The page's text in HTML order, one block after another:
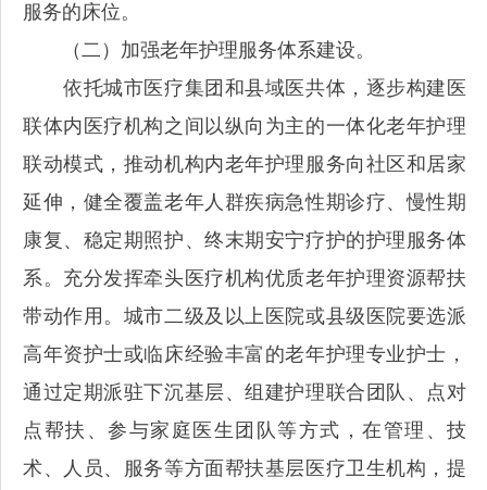
服务的床位。
（二）加强老年护理服务体系建设。
依托城市医疗集团和县域医共体，逐步构建医
联体内医疗机构之间以纵向为主的一体化老年护理
联动模式，推动机构内老年护理服务向社区和居家
延伸，健全覆盖老年人群疾病急性期诊疗、慢性期
康复、稳定期照护、终末期安宁疗护的护理服务体
系。充分发挥牵头医疗机构优质老年护理资源帮扶
带动作用。城市二级及以上医院或县级医院要选派
高年资护士或临床经验丰富的老年护理专业护士，
通过定期派驻下沉基层、组建护理联合团队、点对
点帮扶、参与家庭医生团队等方式，在管理、技
术、人员、服务等方面帮扶基层医疗卫生机构，提